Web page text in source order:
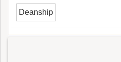
Deanship